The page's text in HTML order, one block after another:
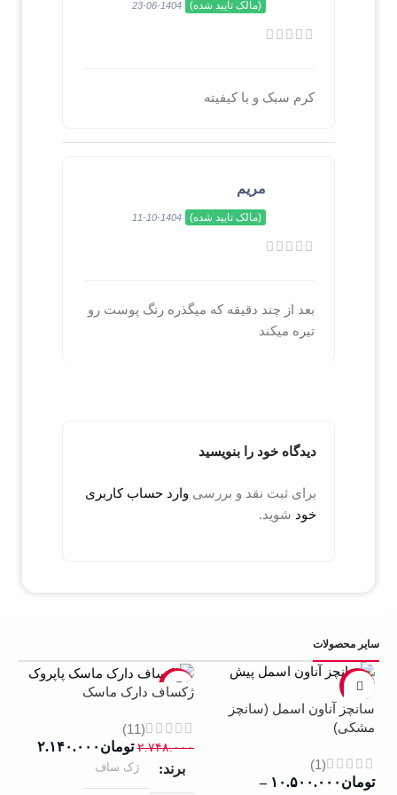
(مالک تایید شده) 1404-06-23
کرم سبک و با کیفیته
مریم
(مالک تایید شده) 1404-10-11
بعد از چند دقیقه که میگذره رنگ پوست رو
تیره میکند
دیدگاه خود را بنویسید
برای ثبت نقد و بررسی وارد حساب کاربری
خود شوید.
سایر محصولات
-13%
سانچز آناون اسمل (سانچز
مشکی)
(1)
تومان ۱۰.۵۰۰.۰۰۰ –
-22%
ژکساف دارک ماسک
(11)
۲.۷۴۸.۰۰۰ تومان ۲.۱۴۰.۰۰۰
برند
ژک ساف